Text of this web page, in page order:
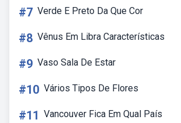
#7 Verde E Preto Da Que Cor
#8 Vênus Em Libra Características
#9 Vaso Sala De Estar
#10 Vários Tipos De Flores
#11 Vancouver Fica Em Qual País